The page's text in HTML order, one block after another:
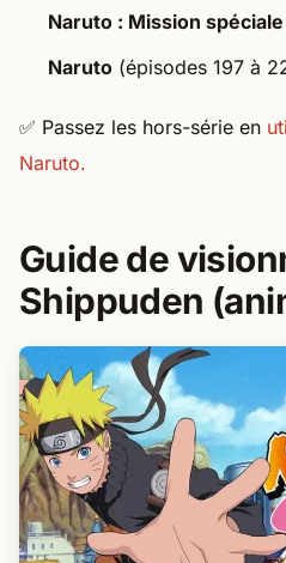
Naruto : Mission
Naruto (épisodes 197 à
✅ Passez les hors-série en
Naruto.
Guide de
Shippuden